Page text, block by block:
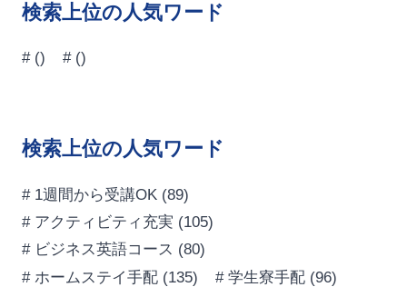
検索上位の人気ワード
# () # ()
検索上位の人気ワード
# 1週間から受講OK(89)
# アクティビティ充実 (105)
# ビジネス英語コース (80)
# ホームステイ手配(135) # 学生寮手配 (96)